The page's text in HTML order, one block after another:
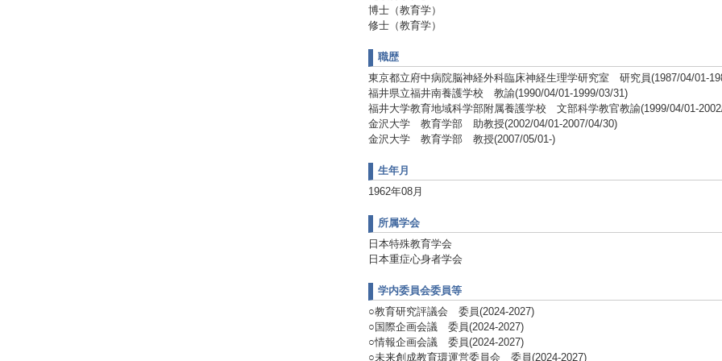
博士（教育学）
修士（教育学）
職歴
東京都立府中病院脳神経外科臨床神経生理学研究室 研究員(1987/04/01-
福井県立福井南養護学校 教諭(1990/04/01-1999/03/31)
福井大学教育地域科学部附属養護学校 文部科学教官教諭(1999/04/01-
金沢大学 教育学部 助教授(2002/04/01-2007/04/30)
金沢大学 教育学部 教授(2007/05/01-)
生年月
1962年08月
所属学会
日本特殊教育学会
日本重症心身者学会
学内委員会委員等
○教育研究評議会 委員(2024-2027)
○国際企画会議 委員(2024-2027)
○情報企画会議 委員(2024-2027)
○未来創成教育環運営委員会 委員(2024-2027)